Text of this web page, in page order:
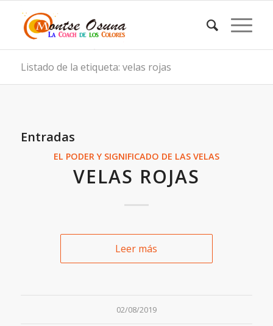
Listado de la etiqueta: velas rojas
Entradas
EL PODER Y SIGNIFICADO DE LAS VELAS
VELAS ROJAS
Leer más
02/08/2019